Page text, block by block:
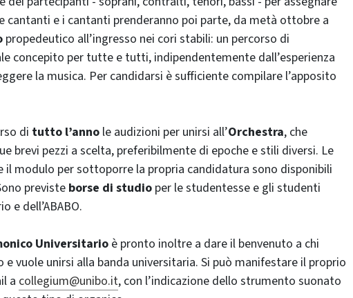
cantanti e i cantanti prenderanno poi parte, da metà ottobre a
propedeutico all’ingresso nei cori stabili: un percorso di
concepito per tutte e tutti, indipendentemente dall’esperienza
la musica. Per candidarsi è sufficiente compilare l’apposito
di tutto l’anno le audizioni per unirsi all’Orchestra, che
brevi pezzi a scelta, preferibilmente di epoche e stili diversi. Le
il modulo per sottoporre la propria candidatura sono disponibili
previste borse di studio per le studentesse e gli studenti
e dell’ABABO.
Universitario è pronto inoltre a dare il benvenuto a chi
vuole unirsi alla banda universitaria. Si può manifestare il proprio
a collegium@unibo.it, con l’indicazione dello strumento suonato